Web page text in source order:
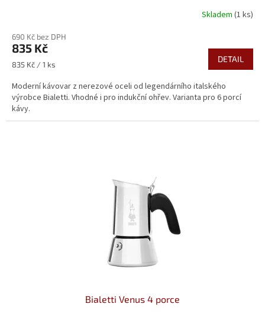
Skladem (1 ks)
690 Kč bez DPH
835 Kč
Měrná
835 Kč / 1 ks
DETAIL
Moderní kávovar z nerezové oceli od legendárního italského
výrobce Bialetti. Vhodné i pro indukční ohřev. Varianta pro 6 porcí
kávy.
Bialetti Venus 4 porce